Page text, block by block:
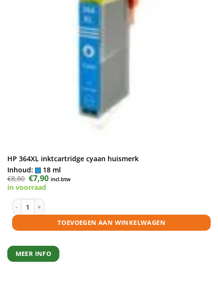
HP 364XL inktcartridge cyaan huismerk
Inhoud:
18 ml
€8,80 Oorspronkelijke
prijs
was:
€7,90Huidige
prijs
incl.btw
in voorraad
HP 364XL inktcartridge cyaan huismerk aantal
TOEVOEGEN AAN WINKELWAGEN
MEER INFO